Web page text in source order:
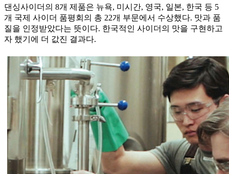
댄싱사이더의 8개 제품은 뉴욕, 미시간, 영국, 일본, 한국 등 5
개 국제 사이더 품평회의 총 22개 부문에서 수상했다. 맛과 품
질을 인정받았다는 뜻이다. 한국적인 사이더의 맛을 구현하고
자 했기에 더 값진 결과다.